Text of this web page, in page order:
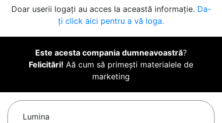
Doar userii logați au acces la această informație. Da-
ți click aici pentru a vă loga.
Este acesta compania dumneavoastră?
Felicitări! Aă cum să primești materialele de
marketing
Lumina